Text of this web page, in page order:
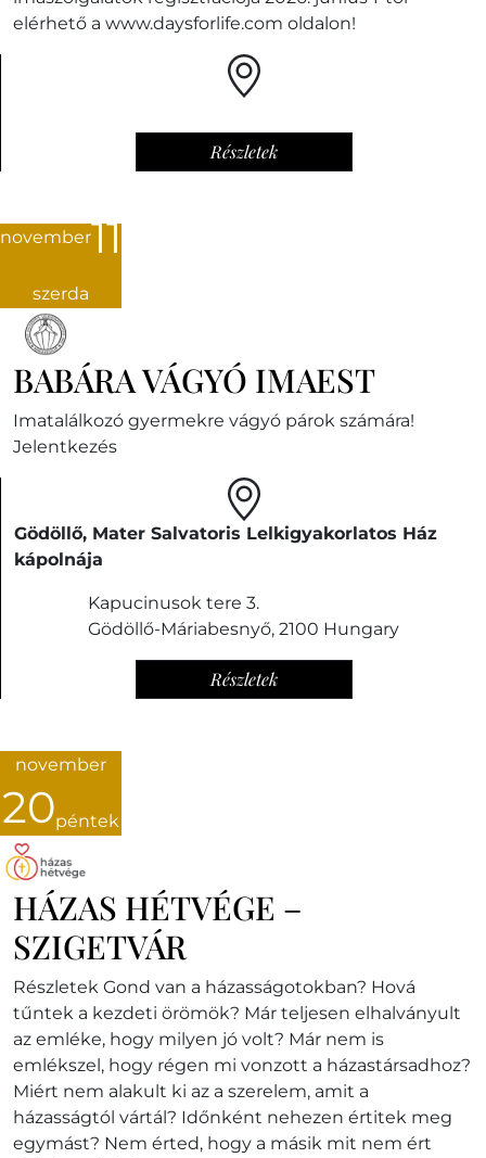
elérhető a www.daysforlife.com oldalon!
Részletek
november11
szerda
BABÁRA VÁGYÓ IMAEST
Imatalálkozó gyermekre vágyó párok számára!
Jelentkezés
Gödöllő, Mater Salvatoris Lelkigyakorlatos Ház
kápolnája
Kapucinusok tere 3.
Gödöllő-Máriabesnyő, 2100 Hungary
Részletek
november
20péntek
HÁZAS HÉTVÉGE –
SZIGETVÁR
Részletek Gond van a házasságotokban? Hová
tűntek a kezdeti örömök? Már teljesen elhalványult
az emléke, hogy milyen jó volt? Már nem is
emlékszel, hogy régen mi vonzott a házastársadhoz?
Miért nem alakult ki az a szerelem, amit a
házasságtól vártál? Időnként nehezen értitek meg
egymást? Nem érted, hogy a másik mit nem ért